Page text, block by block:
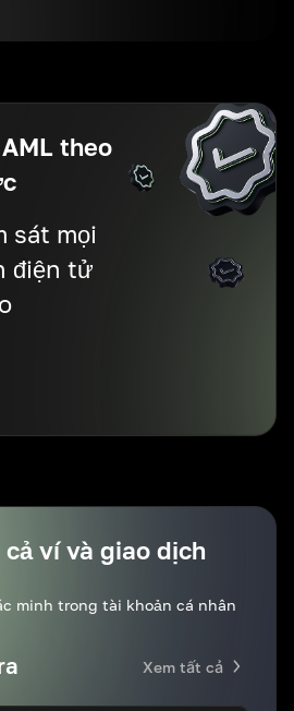
theo
sát mọi
điện tử
cả ví và giao dịch
minh trong tài khoản cá nhân
Xem tất cả